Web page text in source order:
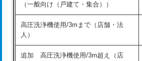
※給水管工事は20mmまでの価格です。
給水管工事※（保温材使用（バンド止
め込み）)
給水管工事※（土の掘削・埋め戻し作
業)
（一般向け（戸建て・集合））
高圧洗浄機使用/3mまで（店舗・法
人）
追加 高圧洗浄機使用/3m超え（店